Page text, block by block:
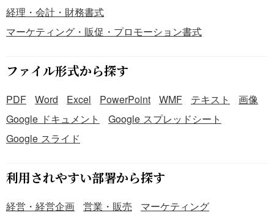
経理・会計・財務書式
マーケティング・販促・プロモーション書式
ファイル形式から探す
PDF Word Excel PowerPoint WMF テキスト
画像
Google ドキュメント
Google スプレッドシート
Google スライド
利用されやすい部署から探す
経営・経営企画 営業・販売
マーケティング